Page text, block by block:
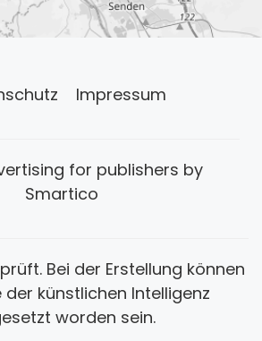
Impressum
for publishers by
Smartico
Bei der Erstellung können
der künstlichen Intelligenz
worden sein.